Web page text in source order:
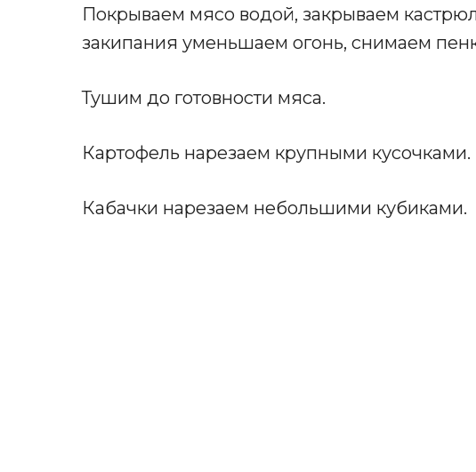
Покрываем мясо водой, закрываем
закипания уменьшаем огонь, снимаем
Тушим до готовности мяса.
Картофель нарезаем крупными кусочками.
Кабачки нарезаем небольшими кубиками.